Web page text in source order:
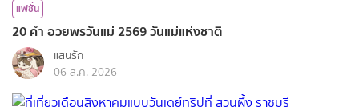
แฟชั่น
20 คำ อวยพรวันแม่ 2569 วันแม่แห่งชาติ
แสนรัก
06 ส.ค. 2026